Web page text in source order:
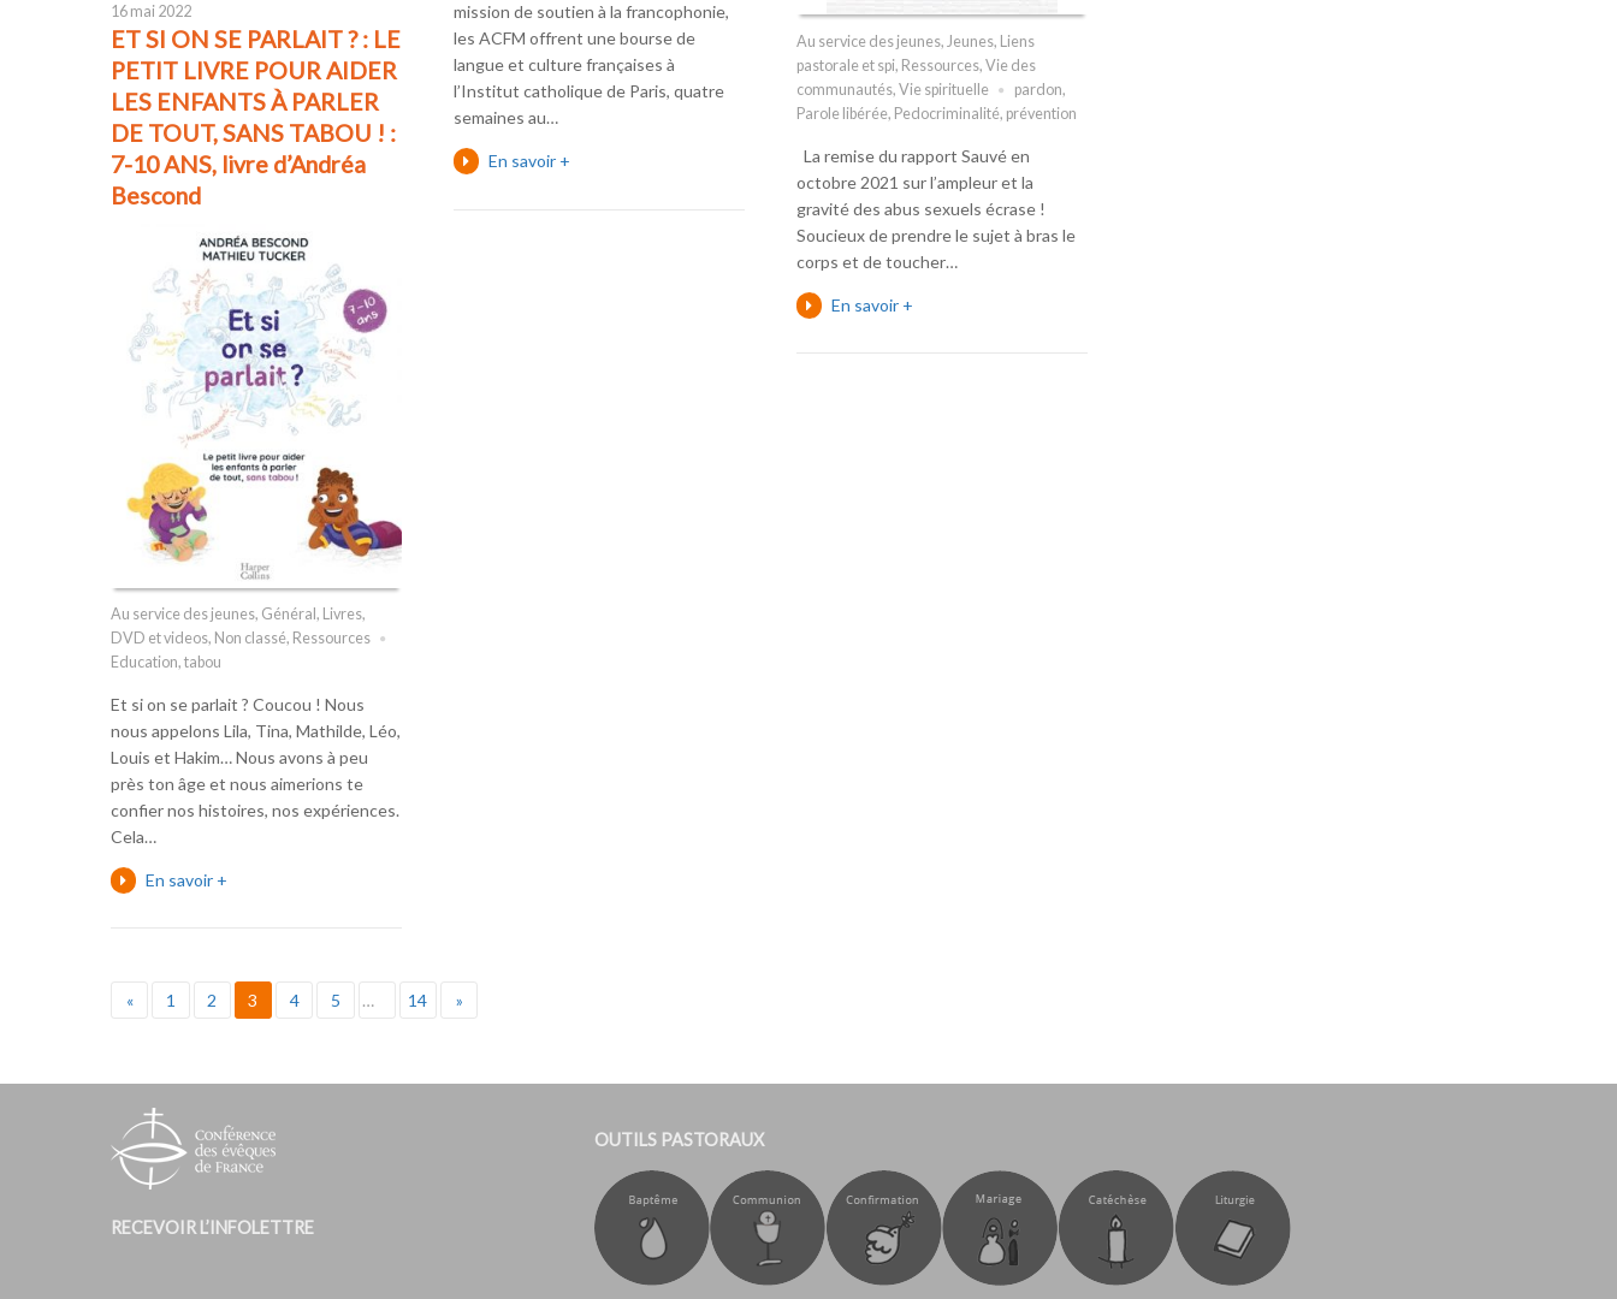
Au service des jeunes, Jeunes,
Liens
pastorale et spi, Ressources, Vie des
communautés, Vie spirituelle pardon,
Parole libérée, Pedocriminalité, prévention
La remise du rapport Sauvé en
octobre 2021 sur l’ampleur et la
gravité des abus sexuels écrase !
Soucieux de prendre le sujet à bras le
corps et de toucher…
En savoir +
mission de soutien à la francophonie,
les ACFM offrent une bourse de
langue et culture françaises à
l’Institut catholique de Paris, quatre
semaines au…
En savoir +
16 mai 2022
ET SI ON SE PARLAIT ? : LE
PETIT LIVRE POUR AIDER
LES ENFANTS À PARLER
DE TOUT, SANS TABOU ! :
7-10 ANS, livre d’Andréa
Bescond
Au service des jeunes, Général , Livres,
DVD et videos, Non classé, Ressources
Education, tabou
Et si on se parlait ? Coucou ! Nous
nous appelons Lila, Tina, Mathilde, Léo,
Louis et Hakim… Nous avons à peu
près ton âge et nous aimerions te
confier nos histoires, nos expériences.
Cela…
En savoir +
« 1 2 3 4 5 … 14 »
RECEVOIR L’INFOLETTRE
OUTILS PASTORAUX